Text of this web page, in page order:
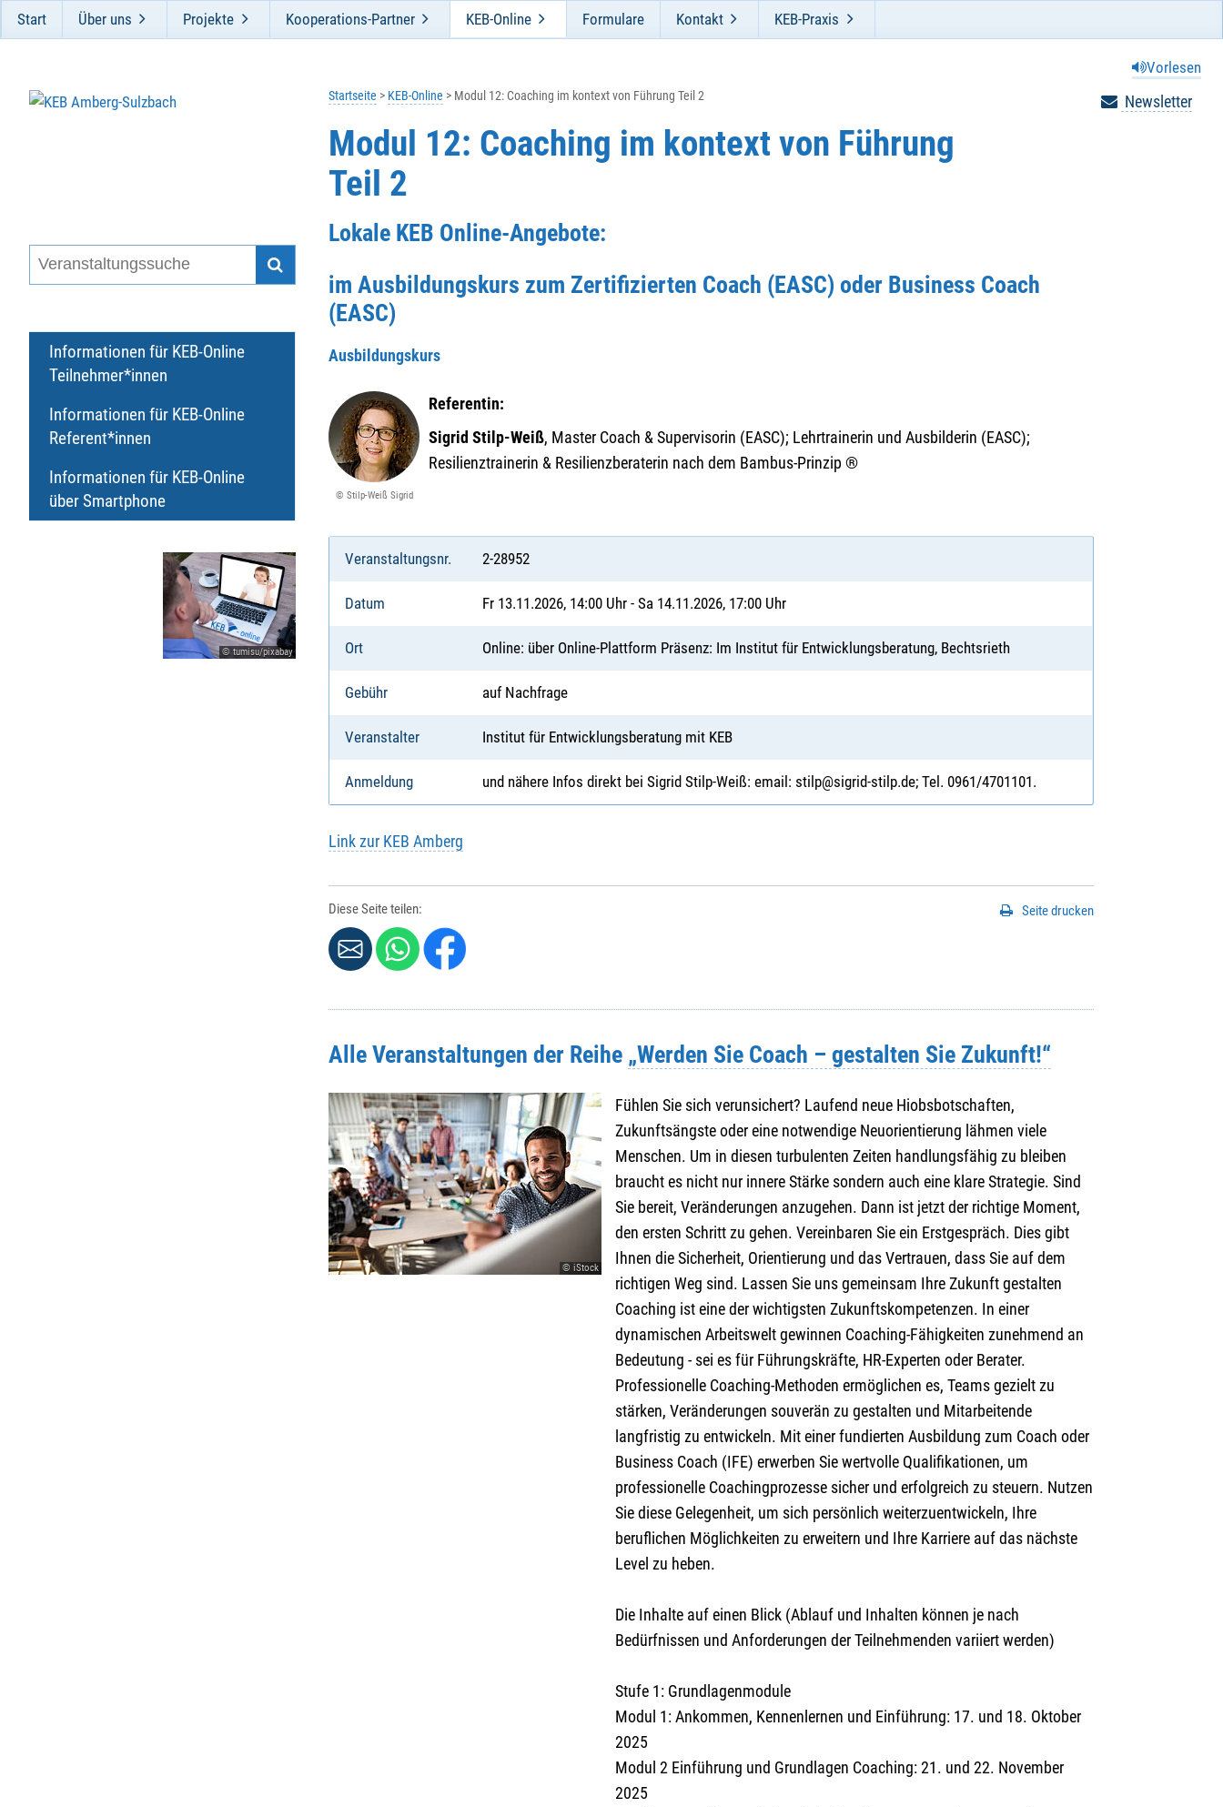
Start Über uns Projekte Kooperations-Partner KEB-Online Formulare Kontakt KEB-Praxis
Vorlesen
Newsletter
Informationen für KEB-Online
Teilnehmer*innen
Informationen für KEB-Online
Referent*innen
Informationen für KEB-Online
über Smartphone
© tumisu/pixabay
Startseite KEB-Online Modul 12: Coaching im kontext von Führung Teil 2
Modul 12: Coaching im kontext von Führung
Teil 2
Lokale KEB Online-Angebote:
im Ausbildungskurs zum Zertifizierten Coach (EASC) oder Business Coach
(EASC)
Ausbildungskurs
© Stilp-Weiß Sigrid
Referentin:
Sigrid Stilp-Weiß, Master Coach & Supervisorin (EASC); Lehrtrainerin und Ausbilderin (EASC);
Resilienztrainerin & Resilienzberaterin nach dem Bambus-Prinzip ®
Veranstaltungsnr. 2-28952
Datum Fr 13.11.2026, 14:00 Uhr - Sa 14.11.2026, 17:00 Uhr
Ort Online: über Online-Plattform Präsenz: Im Institut für Entwicklungsberatung, Bechtsrieth
Gebühr auf Nachfrage
Veranstalter Institut für Entwicklungsberatung mit KEB
Anmeldung und nähere Infos direkt bei Sigrid Stilp-Weiß: email: stilp@sigrid-stilp.de; Tel. 0961/4701101.
Link zur KEB Amberg
Diese Seite teilen: Seite drucken
Alle Veranstaltungen der Reihe „Werden Sie Coach – gestalten Sie Zukunft!“
© iStock
Fühlen Sie sich verunsichert? Laufend neue Hiobsbotschaften,
Zukunftsängste oder eine notwendige Neuorientierung lähmen viele
Menschen. Um in diesen turbulenten Zeiten handlungsfähig zu bleiben
braucht es nicht nur innere Stärke sondern auch eine klare Strategie. Sind
Sie bereit, Veränderungen anzugehen. Dann ist jetzt der richtige Moment,
den ersten Schritt zu gehen. Vereinbaren Sie ein Erstgespräch. Dies gibt
Ihnen die Sicherheit, Orientierung und das Vertrauen, dass Sie auf dem
richtigen Weg sind. Lassen Sie uns gemeinsam Ihre Zukunft gestalten
Coaching ist eine der wichtigsten Zukunftskompetenzen. In einer
dynamischen Arbeitswelt gewinnen Coaching-Fähigkeiten zunehmend an
Bedeutung - sei es für Führungskräfte, HR-Experten oder Berater.
Professionelle Coaching-Methoden ermöglichen es, Teams gezielt zu
stärken, Veränderungen souverän zu gestalten und Mitarbeitende
langfristig zu entwickeln. Mit einer fundierten Ausbildung zum Coach oder
Business Coach (IFE) erwerben Sie wertvolle Qualifikationen, um
professionelle Coachingprozesse sicher und erfolgreich zu steuern. Nutzen
Sie diese Gelegenheit, um sich persönlich weiterzuentwickeln, Ihre
beruflichen Möglichkeiten zu erweitern und Ihre Karriere auf das nächste
Level zu heben.
Die Inhalte auf einen Blick (Ablauf und Inhalten können je nach
Bedürfnissen und Anforderungen der Teilnehmenden variiert werden)
Stufe 1: Grundlagenmodule
Modul 1: Ankommen, Kennenlernen und Einführung: 17. und 18. Oktober
2025
Modul 2 Einführung und Grundlagen Coaching: 21. und 22. November
2025